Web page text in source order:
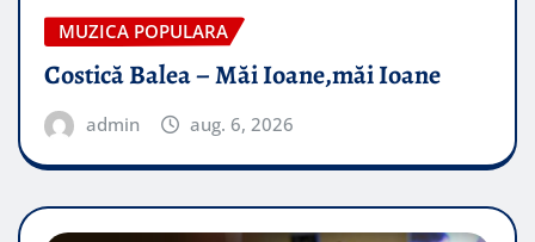
MUZICA POPULARA
Costică Balea – Măi Ioane,măi Ioane
admin aug. 6, 2026